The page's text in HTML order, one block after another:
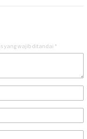
yang wajib ditandai *